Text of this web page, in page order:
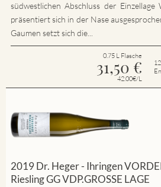
südwestlichen Abschluss der
präsentiert sich in der Nase
Gaumen setzt sich die...
0.75 L Flasche
31,50 €
42.00€/L
2019 Dr. Heger - Ihringen
Riesling GG VDP.GROSSE LAGE